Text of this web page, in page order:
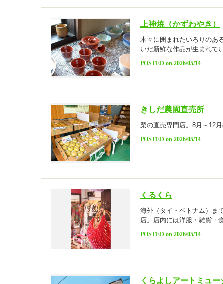
上神焼（かずわやき）
木々に囲まれたいろりのあ
いだ新鮮な作品が生まれて
POSTED on 2026/05/14
きしだ農園直売所
梨の直売専門店。8月～12
POSTED on 2026/05/14
くるくら
海外（タイ・ベトナム）ま
店。店内には洋服・雑貨・
POSTED on 2026/05/14
くらよしアートミュー